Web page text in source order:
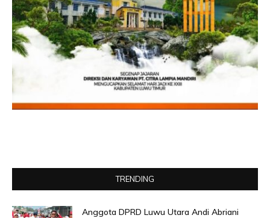
TRENDING
Anggota DPRD Luwu Utara Andi Abriani